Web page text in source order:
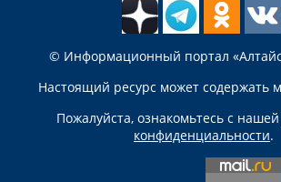
© Информационный портал
Настоящий ресурс может содержать
Пожалуйста, ознакомьтесь с нашей
конфиденциальности.